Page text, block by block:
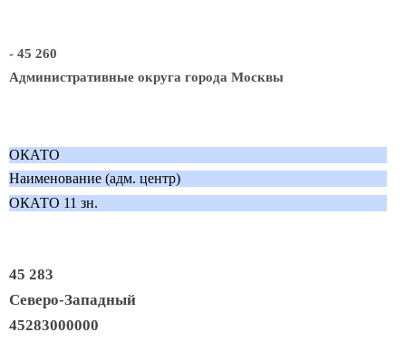
- 45 260
Административные округа города Москвы
ОКАТО
Наименование (адм. центр)
ОКАТО 11 зн.
45 283
Северо-Западный
45283000000